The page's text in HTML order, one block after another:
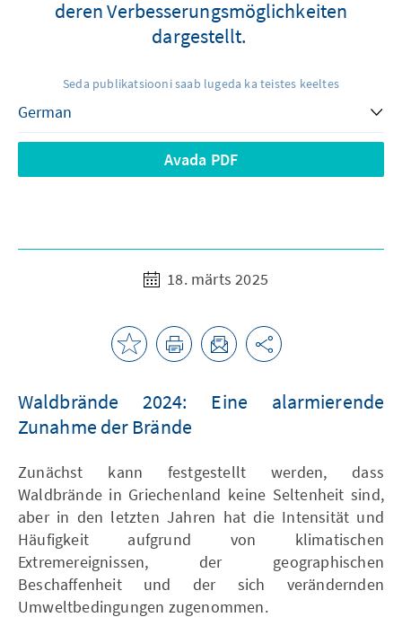
deren Verbesserungsmöglichkeiten
dargestellt.
Seda publikatsiooni saab lugeda ka teistes keeltes
Avada PDF
18. märts 2025
Waldbrände 2024: Eine alarmierende
Zunahme der Brände
Zunächst kann festgestellt werden, dass
Waldbrände in Griechenland keine Seltenheit sind,
aber in den letzten Jahren hat die Intensität und
Häufigkeit aufgrund von klimatischen
Extremereignissen, der geographischen
Beschaffenheit und der sich verändernden
Umweltbedingungen zugenommen.